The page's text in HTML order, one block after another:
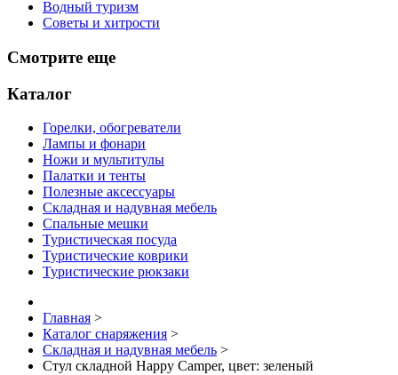
Водный туризм
Советы и хитрости
Смотрите еще
Каталог
Горелки, обогреватели
Лампы и фонари
Ножи и мультитулы
Палатки и тенты
Полезные аксессуары
Складная и надувная мебель
Спальные мешки
Туристическая посуда
Туристические коврики
Туристические рюкзаки
Главная >
Каталог снаряжения >
Складная и надувная мебель >
Стул складной Happy Camper, цвет: зеленый